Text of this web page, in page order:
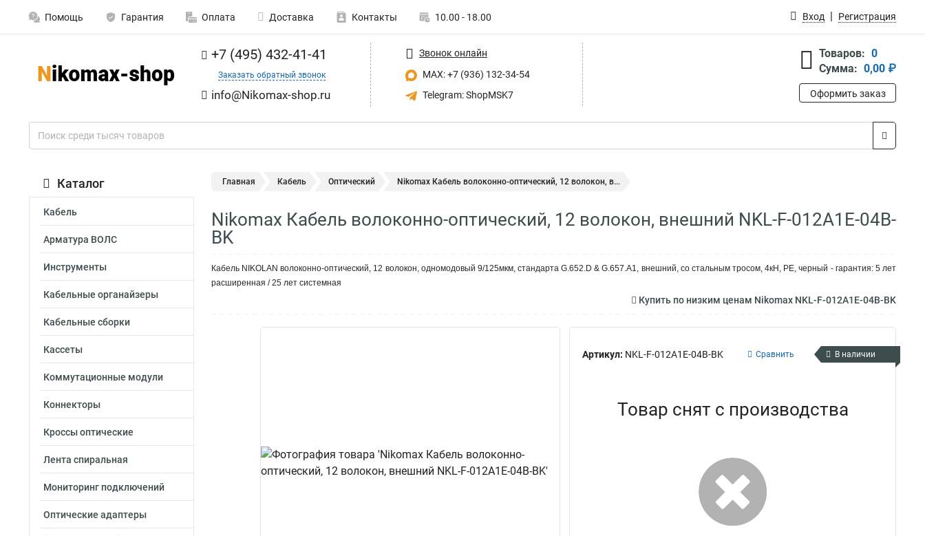
Помощь Гарантия Оплата Доставка Контакты 10.00 - 18.00 Вход Регистрация
+7 (495) 432-41-41
Заказать обратный звонок
info@Nikomax-shop.ru
Звонок онлайн
MAX: +7 (936) 132-34-54
Telegram: ShopMSK7
Товаров: 0
Сумма: 0,00 ₽
Оформить заказ
Каталог
Кабель
Арматура ВОЛС
Инструменты
Кабельные органайзеры
Кабельные сборки
Кассеты
Коммутационные модули
Коннекторы
Кроссы оптические
Лента спиральная
Мониторинг подключений
Оптические адаптеры
Главная Кабель Оптический Nikomax Кабель волоконно-оптический, 12 волокон, в...
Nikomax Кабель волоконно-оптический, 12 волокон, внешний NKL-F-012A1E-04B-
BK
Кабель NIKOLAN волоконно-оптический, 12 волокон, одномодовый 9/125мкм, стандарта G.652.D & G.657.A1, внешний, со стальным тросом, 4кН, PE, черный - гарантия: 5 лет
расширенная / 25 лет системная
Купить по низким ценам Nikomax NKL-F-012A1E-04B-BK
Артикул: NKL-F-012A1E-04B-BK Сравнить В наличии
Товар снят с производства